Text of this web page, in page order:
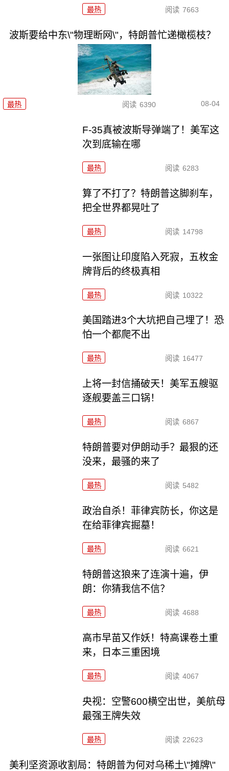
最热 阅读 7663
波斯要给中东\"物理断网\"，特朗普忙递橄榄枝？
最热 阅读 6390 08-04
F-35真被波斯导弹端了！美军这
次到底输在哪
最热 阅读 6283
算了不打了？特朗普这脚刹车，
把全世界都晃吐了
最热 阅读 14798
一张图让印度陷入死寂，五枚金
牌背后的终极真相
最热 阅读 10322
美国踏进3个大坑把自己埋了！恐
怕一个都爬不出
最热 阅读 16477
上将一封信捅破天！美军五艘驱
逐舰要盖三口锅！
最热 阅读 6867
特朗普要对伊朗动手？最狠的还
没来，最骚的来了
最热 阅读 5482
政治自杀！菲律宾防长，你这是
在给菲律宾掘墓！
最热 阅读 6621
特朗普这狼来了连演十遍，伊
朗：你猜我信不信？
最热 阅读 4688
高市早苗又作妖！特高课卷土重
来，日本三重困境
最热 阅读 4067
央视：空警600横空出世，美航母
最强王牌失效
最热 阅读 22623
美利坚资源收割局：特朗普为何对乌稀土\"摊牌\"